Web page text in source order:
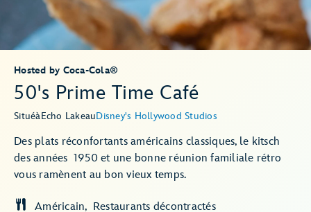
50's Prime Time Café
Hosted by Coca-Cola®
SituéàEcho LakeauDisney's Hollywood Studios
Des plats réconfortants américains classiques, le kitsch
des années 1950 et une bonne réunion familiale rétro
vous ramènent au bon vieux temps.
Américain Restaurants décontractés